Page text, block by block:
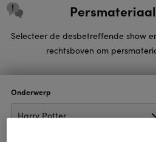
Selecteer de desbetreffende show
rechtsboven om
Onderwerp